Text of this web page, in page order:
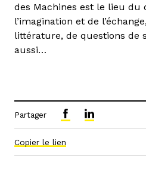
des Machines est le lieu du
l’imagination et de
littérature, de questions de
aussi…
Partager
Copier le lien